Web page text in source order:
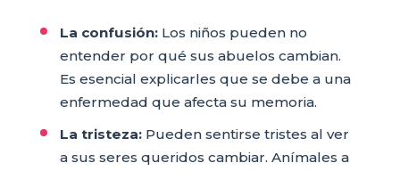
La confusión:Los niños pueden no
entender por qué sus abuelos cambian.
Es esencial explicarles que se debe a una
enfermedad que afecta su memoria.
La tristeza:Pueden sentirse tristes al ver
a sus seres queridos cambiar. Anímales a